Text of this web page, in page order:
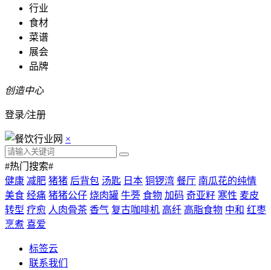
行业
食材
菜谱
展会
品牌
创造中心
登录/注册
×
#热门搜索#
健康 减肥 猪猪 后背包 汤匙 日本 铜锣湾 餐厅 南瓜花的纯情
美食 经痛 猪猪公仔 烧肉罐 牛蒡 食物 加码 奇亚籽 寒性 麦皮
转型 疗愈 人肉骨茶 香气 复古咖啡机 高纤 高脂食物 中和 红枣
烹煮 喜爱
标签云
联系我们